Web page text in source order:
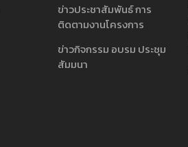
ข่าวประชาสัมพันธ์ การ
ติดตามงานโครงการ
ข่าวกิจกรรม อบรม ประชุม
สัมมนา